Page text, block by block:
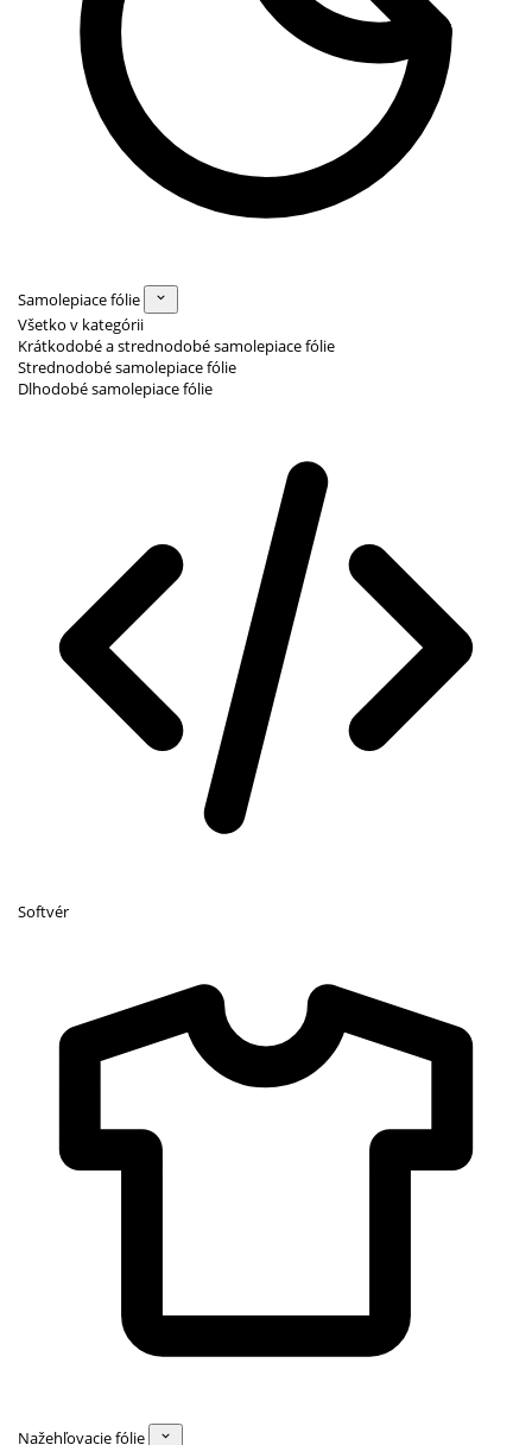
Samolepiace fólie
Všetko v kategórii
Krátkodobé a strednodobé samolepiace fólie
Strednodobé samolepiace fólie
Dlhodobé samolepiace fólie
Softvér
Nažehľovacie fólie